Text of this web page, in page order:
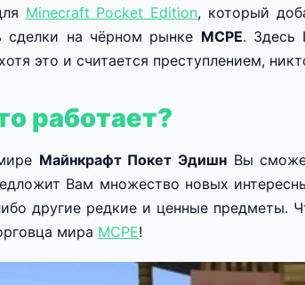
Minecraft Pocket Edition, который
сделки на чёрном рынке MCPE. Здесь
это и считается преступлением,
работает?
Майнкрафт Покет Эдишн Вы
Вам множество новых
другие редкие и ценные
мира MCPE!